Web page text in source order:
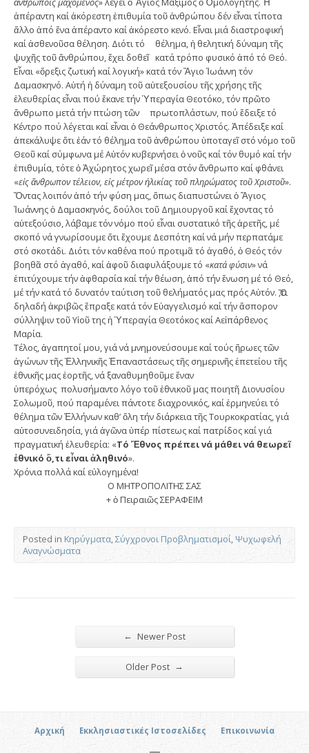
ἀπέραντη καί ἀκόρεστη ἐπιθυμία τοῦ ἀνθρώπου δέν εἶναι τίποτα
ἄλλο ἀπό ἕνα ἀπέραντο καί ἀκόρεστο κενό. Εἶναι μιά διαστροφική
καί ἀσθενοῦσα θέληση. Διότι τό θέλημα, ἡ θελητική δύναμη τῆς
ψυχῆς τοῦ ἄνθρώπου, ἔχει δοθεῖ κατά τρόπο φυσικό ἀπό τό Θεό.
Εἶναι «ὄρεξις ζωτική καί λογική» κατά τόν Ἅγιο Ἰωάννη τόν
Δαμασκηνό. Αὐτή ἡ δύναμη τοῦ αὐτεξουσίου τῆς χρήσης τῆς
ἐλευθερίας εἶναι πού ἔκανε τήν Ὑπεραγία Θεοτόκο, τόν πρῶτο
ἄνθρωπο μετά τήν πτώση τῶν πρωτοπλάστων, πού ἔδειξε τό
Κέντρο πού λέγεται καί εἶναι ὁ Θεάνθρωπος Χριστός. Ἀπέδειξε καί
ἀπεκάλυψε ὅτι ἐάν τό θέλημα τοῦ ἀνθρώπου ὑποταγεῖ στό νόμο τοῦ
Θεοῦ καί σύμφωνα μέ Αὐτόν κυβερνήσει ὁ νοῦς καί τόν θυμό καί τήν
ἐπιθυμία, τότε ὁ Ἀχώρητος χωρεῖ μέσα στόν ἄνθρωπο καί φθάνει
«εἰς ἄνθρωπον τέλειον, εἰς μέτρον ἡλικίας τοῦ πληρώματος τοῦ Χριστοῦ».
Ὄντας λοιπόν ἀπό τήν φύση μας, ὅπως διαπυστώνει ὁ Ἅγιος
Ἰωάννης ὁ Δαμασκηνός, δούλοι τοῦ Δημιουργοῦ καί ἔχοντας τό
αὐτεξούσιο, λάβαμε τόν νόμο πού εἶναι συστατικό τῆς ἀρετῆς, μέ
σκοπό νά γνωρίσουμε ὅτι ἔχουμε Δεσπότη καί νά μήν περπατάμε
στό σκοτάδι. Διότι τόν καθένα πού προτιμᾶ τό ἀγαθό, ὁ Θεός τόν
βοηθᾶ στό ἀγαθό, καί ἀφοῦ διαφυλάξουμε τό «κατά φύσιν» νά
ἐπιτύχουμε τήν ἀφθαρσία καί τήν θέωση, ἀπό τήν ἕνωση μέ τό Θεό,
μέ τήν κατά τό δυνατόν ταύτιση τοῦ θελήματός μας πρός Αὐτόν. Ὅ,τι
δηλαδή ἀκριβῶς ἔπραξε κατά τόν Εὐαγγελισμό καί τήν ἄσπορον
σύλληψιν τοῦ Υἱοῦ της ἡ Ὑπεραγία Θεοτόκος καί Αεἰπάρθενος
Μαρία.
Τέλος, ἀγαπητοί μου, γιά νά μνημονεύσουμε καί τούς ἥρωες τῶν
ἀγώνων τῆς Ἑλληνικῆς Ἐπαναστάσεως τῆς σημερινῆς ἐπετείου τῆς
ἐθνικῆς μας ἑορτῆς, νά ξαναθυμηθοῦμε ἕναν
ὑπερόχως πολυσήμαντο λόγο τοῦ ἐθνικοῦ μας ποιητῆ Διονυσίου
Σολωμοῦ, πού παραμένει πάντοτε διαχρονικός, καί ἑρμηνεύει τό
θέλημα τῶν Ἑλλήνων καθ’ ὅλη τήν διάρκεια τῆς Τουρκοκρατίας, γιά
αὐτοσυνειδησία, γιά ἀγῶνα ὑπέρ πίστεως καί πατρίδος καί γιά
πραγματική ἐλευθερία: «Τό Ἔθνος πρέπει νά μάθει νά θεωρεῖ
ἐθνικό ὅ,τι εἶναι ἀληθινό».
Χρόνια πολλά καί εὐλογημένα!
Ο ΜΗΤΡΟΠΟΛΙΤΗΣ ΣΑΣ
+ ὁ Πειραιῶς ΣΕΡΑΦΕΙΜ
Posted in Κηρύγματα,Σύγχρονοι Προβληματισμοί,Ψυχωφελή
Αναγνώσματα
← Newer Post
Older Post →
Αρχική Εκκλησιαστικές Ιστοσελίδες Επικοινωνία